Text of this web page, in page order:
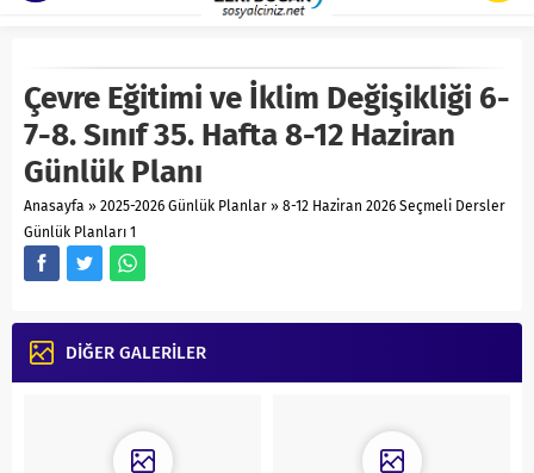
Çevre Eğitimi ve İklim Değişikliği 6-
7-8. Sınıf 35. Hafta 8-12 Haziran
Günlük Planı
Anasayfa » 2025-2026 Günlük Planlar » 8-12 Haziran 2026 Seçmeli Dersler
Günlük Planları 1
DİĞER GALERİLER